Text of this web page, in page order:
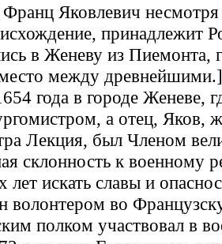
Яковлевич несмотря
принадлежит
в Женеву из Пиемонта,
между
года в городе Женеве,
а отец, Яков,
Лекция, был Членом
склонность к военному
лет искать славы и
волонтером во
полком участвовал в